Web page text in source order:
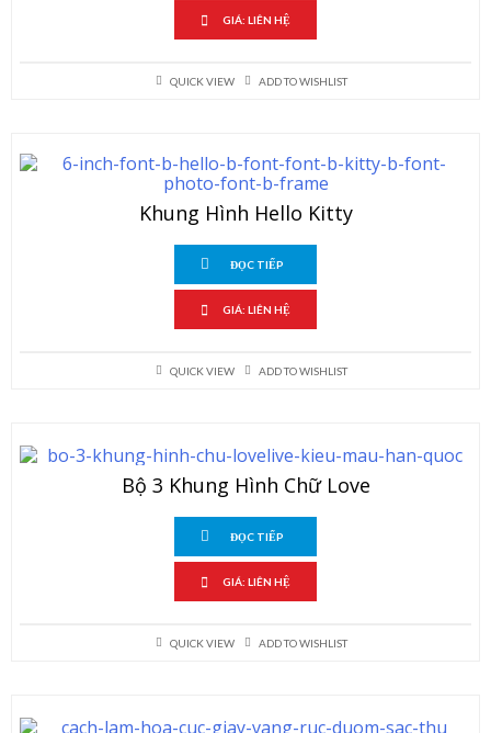
GIÁ: LIÊN HỆ
QUICK VIEW ADD TO WISHLIST
Khung Hình Hello Kitty
ĐỌC TIẾP
GIÁ: LIÊN HỆ
QUICK VIEW ADD TO WISHLIST
Bộ 3 Khung Hình Chữ Love
ĐỌC TIẾP
GIÁ: LIÊN HỆ
QUICK VIEW ADD TO WISHLIST